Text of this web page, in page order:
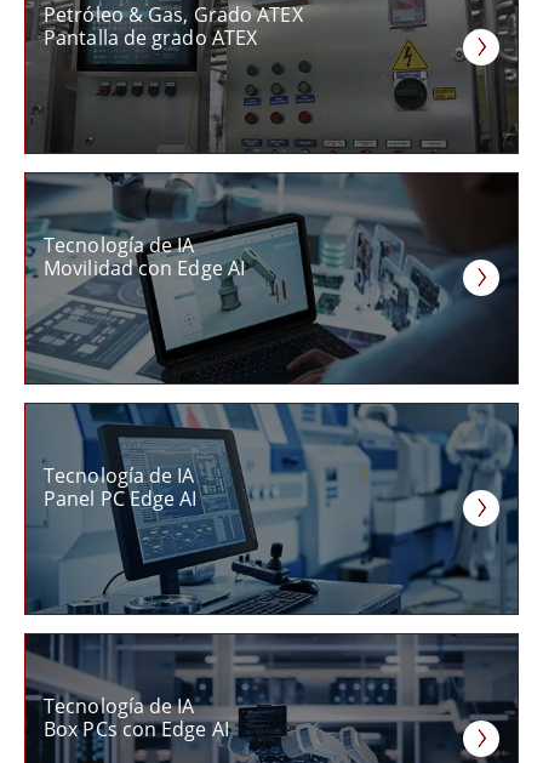
Petróleo & Gas, Grado ATEX
Pantalla de grado ATEX
Tecnología de IA
Movilidad con Edge AI
Tecnología de IA
Panel PC Edge AI
Tecnología de IA
Box PCs con Edge AI